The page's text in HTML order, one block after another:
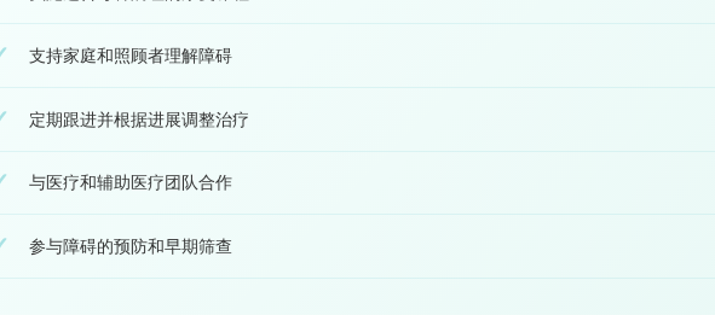
支持家庭和照顾者理解障碍
定期跟进并根据进展调整治疗
与医疗和辅助医疗团队合作
参与障碍的预防和早期筛查